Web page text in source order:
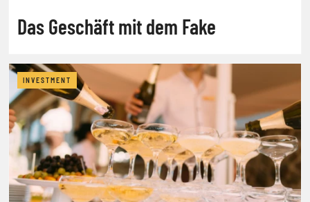
Das Geschäft mit dem Fake
INVESTMENT